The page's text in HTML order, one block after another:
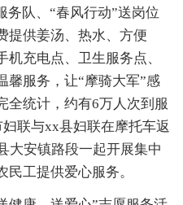
务队、“春风行动”送岗位
提供姜汤、热水、方便
充电点、卫生服务点、
馨服务，让“摩骑大军”感
全统计，约有6万人次到服
联与xx县妇联在摩托车返
安镇路段一起开展集中
工提供爱心服务。